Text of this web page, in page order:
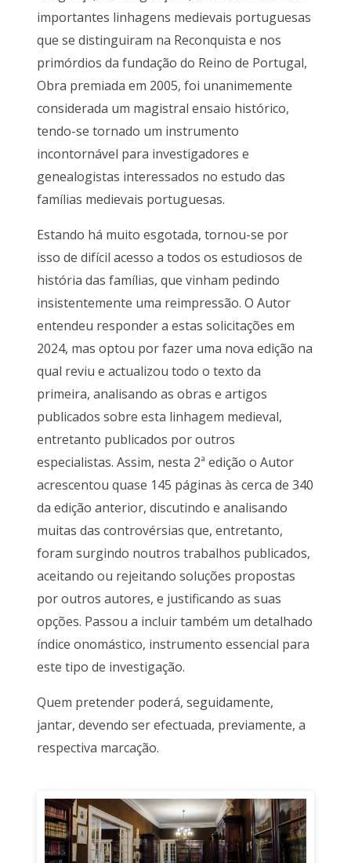
importantes linhagens medievais portuguesas
que se distinguiram na Reconquista e nos
primórdios da fundação do Reino de Portugal,
Obra premiada em 2005, foi unanimemente
considerada um magistral ensaio histórico,
tendo-se tornado um instrumento
incontornável para investigadores e
genealogistas interessados no estudo das
famílias medievais portuguesas.
Estando há muito esgotada, tornou-se por
isso de difícil acesso a todos os estudiosos de
história das famílias, que vinham pedindo
insistentemente uma reimpressão. O Autor
entendeu responder a estas solicitações em
2024, mas optou por fazer uma nova edição na
qual reviu e actualizou todo o texto da
primeira, analisando as obras e artigos
publicados sobre esta linhagem medieval,
entretanto publicados por outros
especialistas. Assim, nesta 2ª edição o Autor
acrescentou quase 145 páginas às cerca de 340
da edição anterior, discutindo e analisando
muitas das controvérsias que, entretanto,
foram surgindo noutros trabalhos publicados,
aceitando ou rejeitando soluções propostas
por outros autores, e justificando as suas
opções. Passou a incluir também um detalhado
índice onomástico, instrumento essencial para
este tipo de investigação.
Quem pretender poderá, seguidamente,
jantar, devendo ser efectuada, previamente, a
respectiva marcação.